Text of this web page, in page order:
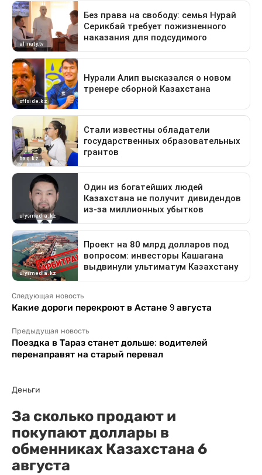
Следующая новость
Какие дороги перекроют в Астане 9 августа
Предыдущая новость
Поездка в Тараз станет дольше: водителей
перенаправят на старый перевал
Деньги
За сколько продают и
покупают доллары в
обменниках Казахстана 6
августа